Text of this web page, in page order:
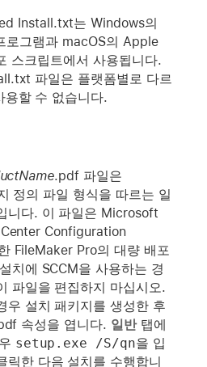
Install.txt는 Windows의
로그램과 macOS의 Apple
스크립트에서 사용됩니다.
파일은 플랫폼별로 다르
용할 수 없습니다.
.pdf 파일은
정의 파일 형식을 따르는 일
니다. 이 파일은 Microsoft
Configuration
FileMaker Pro의 대량 배포
치에 SCCM을 사용하는 경
파일을 편집하지 마십시오.
우 설치 패키지를 생성한 후
속성을 엽니다. 일반탭에
setup.exe /S/qn을 입
릭한 다음 설치를 수행합니